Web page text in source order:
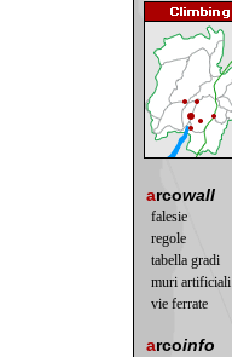
arcowall
falesie
regole
tabella gradi
muri artificiali
vie ferrate
arcoinfo